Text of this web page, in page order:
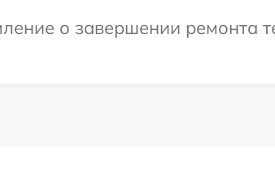
о завершении ремонта